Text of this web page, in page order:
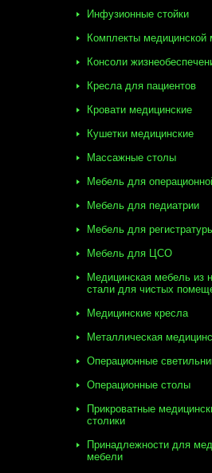
Инфузионные стойки
Комплекты медицинской
Консоли
Кресла для пациентов
Кровати медицинские
Кушетки медицинские
Массажные столы
Мебель для
Мебель для педиатрии
Мебель для
Мебель для ЦСО
Медицинская мебель из
стали для чистых
Медицинские кресла
Металлическая
Операционные
Операционные столы
Прикроватные
столики
Принадлежности для
мебели